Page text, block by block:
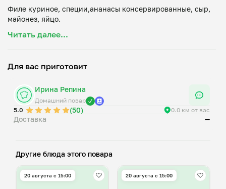
Филе куриное, специи,ананасы консервированные, сыр,
Читать далее...
Для вас приготовит
Ирина Репина
Домашний повар
5.0
(50) 0.0 км от вас
Доставка —
Другие блюда этого повара
20 августа с 15:00 20 августа с 15:00